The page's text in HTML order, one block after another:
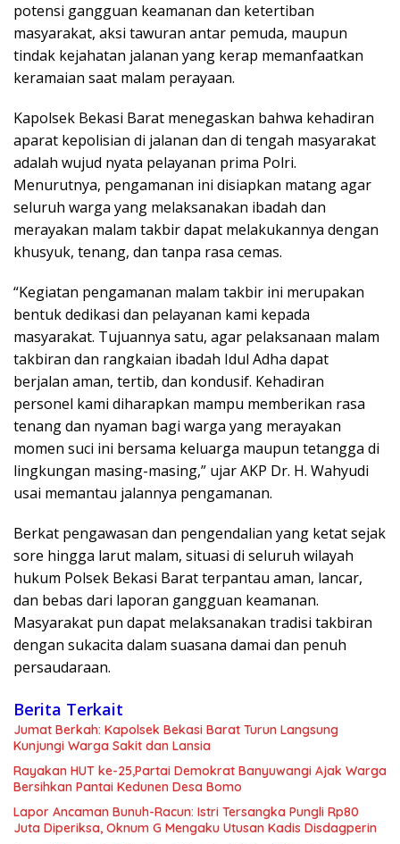
potensi gangguan keamanan dan ketertiban
masyarakat, aksi tawuran antar pemuda, maupun
tindak kejahatan jalanan yang kerap memanfaatkan
keramaian saat malam perayaan.
Kapolsek Bekasi Barat menegaskan bahwa kehadiran
aparat kepolisian di jalanan dan di tengah masyarakat
adalah wujud nyata pelayanan prima Polri.
Menurutnya, pengamanan ini disiapkan matang agar
seluruh warga yang melaksanakan ibadah dan
merayakan malam takbir dapat melakukannya dengan
khusyuk, tenang, dan tanpa rasa cemas.
“Kegiatan pengamanan malam takbir ini merupakan
bentuk dedikasi dan pelayanan kami kepada
masyarakat. Tujuannya satu, agar pelaksanaan malam
takbiran dan rangkaian ibadah Idul Adha dapat
berjalan aman, tertib, dan kondusif. Kehadiran
personel kami diharapkan mampu memberikan rasa
tenang dan nyaman bagi warga yang merayakan
momen suci ini bersama keluarga maupun tetangga di
lingkungan masing-masing,” ujar AKP Dr. H. Wahyudi
usai memantau jalannya pengamanan.
Berkat pengawasan dan pengendalian yang ketat sejak
sore hingga larut malam, situasi di seluruh wilayah
hukum Polsek Bekasi Barat terpantau aman, lancar,
dan bebas dari laporan gangguan keamanan.
Masyarakat pun dapat melaksanakan tradisi takbiran
dengan sukacita dalam suasana damai dan penuh
persaudaraan.
Berita Terkait
Jumat Berkah: Kapolsek Bekasi Barat Turun Langsung
Kunjungi Warga Sakit dan Lansia
Rayakan HUT ke-25,Partai Demokrat Banyuwangi Ajak Warga
Bersihkan Pantai Kedunen Desa Bomo
Lapor Ancaman Bunuh-Racun: Istri Tersangka Pungli Rp80
Juta Diperiksa, Oknum G Mengaku Utusan Kadis Disdagperin